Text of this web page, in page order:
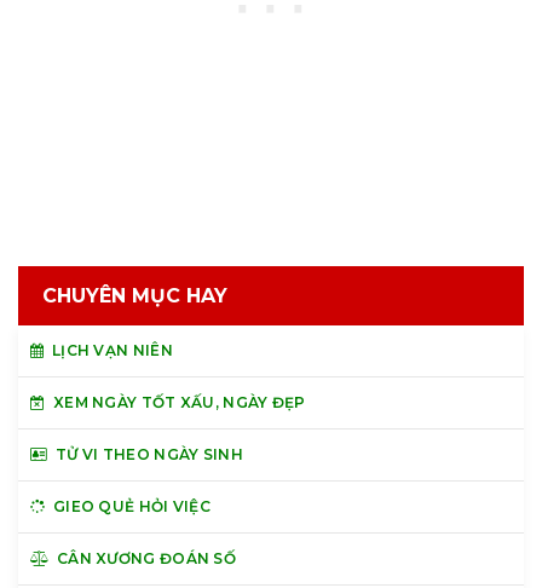
CHUYÊN MỤC HAY
LỊCH VẠN NIÊN
XEM NGÀY TỐT XẤU, NGÀY ĐẸP
TỬ VI THEO NGÀY SINH
GIEO QUẺ HỎI VIỆC
CÂN XƯƠNG ĐOÁN SỐ